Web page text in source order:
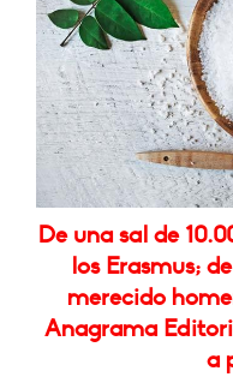
De una sal de
los Erasmus;
merecido
Anagrama
a